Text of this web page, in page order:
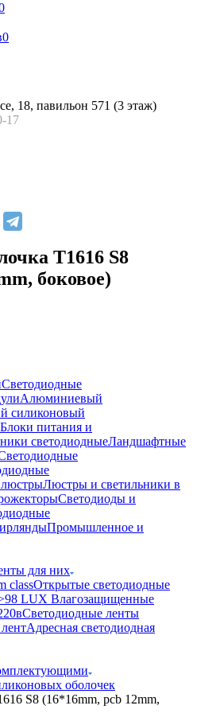
0
18, павильон 571 (3 этаж)
17
T1616 S8
боковое)
Светодиодные
Алюминиевый
силиконовый
Блоки питания и
светодиодныеЛандшафтные
Люстры и светильники в
Светодиоды и
Промышленное и
для них
classОткрытые светодиодные
LUX Влагозащищенные
Светодиодные ленты
Адресная светодиодная
оболочек
S8 (16*16mm, pcb 12mm,